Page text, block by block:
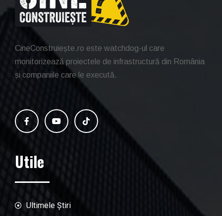
CineConstruiește.ro este watchdog-ul care
monitorizează proiectele de infrastructură din România
și companiile care le execută.
Utile
Ultimele Știri